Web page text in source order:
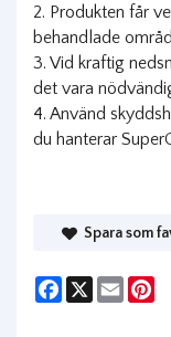
2. Produkten får
behandlade
3. Vid kraftig
det vara
4. Använd
du hanterar
Spara som
Facebook
X Email